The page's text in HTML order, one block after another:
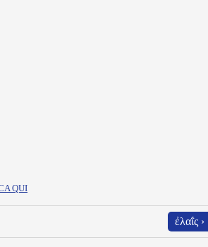
QUI
ἐλαΐς ›